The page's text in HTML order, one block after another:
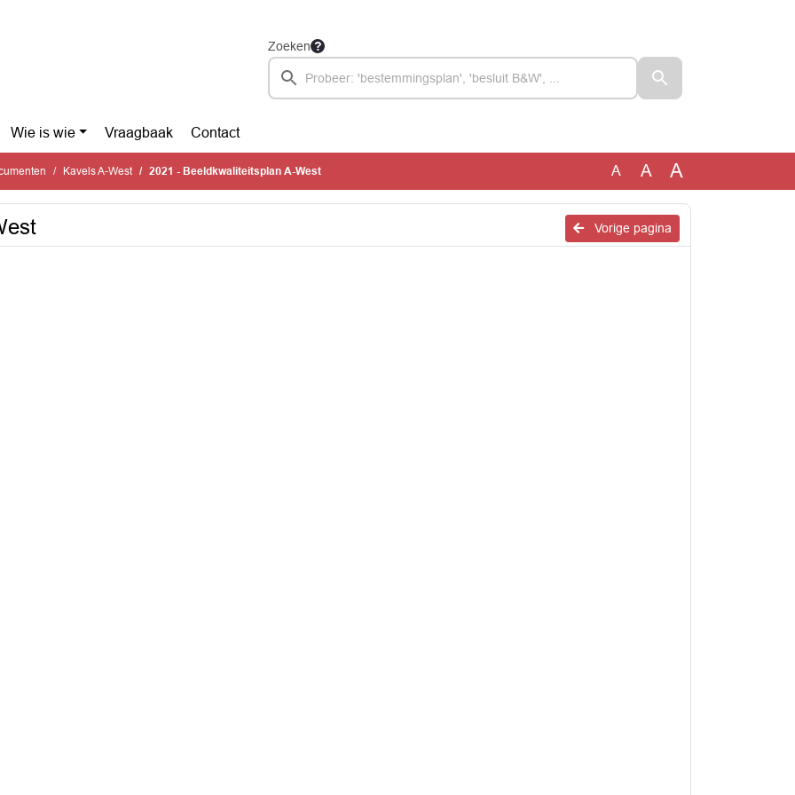
Zoeken
Wie is wie Vraagbaak Contact
Kavels A-West 2021 - Beeldkwaliteitsplan A-West A A A
Vorige pagina